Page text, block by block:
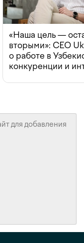
«Наша цель —
вторыми»: CEO
о работе в
конкуренции и